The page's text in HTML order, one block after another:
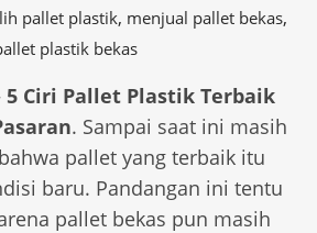
pallet plastik, menjual pallet bekas,
plastik bekas
5 Ciri Pallet Plastik Terbaik
. Sampai saat ini masih
pallet yang terbaik itu
baru. Pandangan ini tentu
pallet bekas pun masih